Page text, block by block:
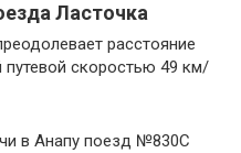
Ласточка
расстояние
скоростью 49 км/
в Анапу поезд №830С